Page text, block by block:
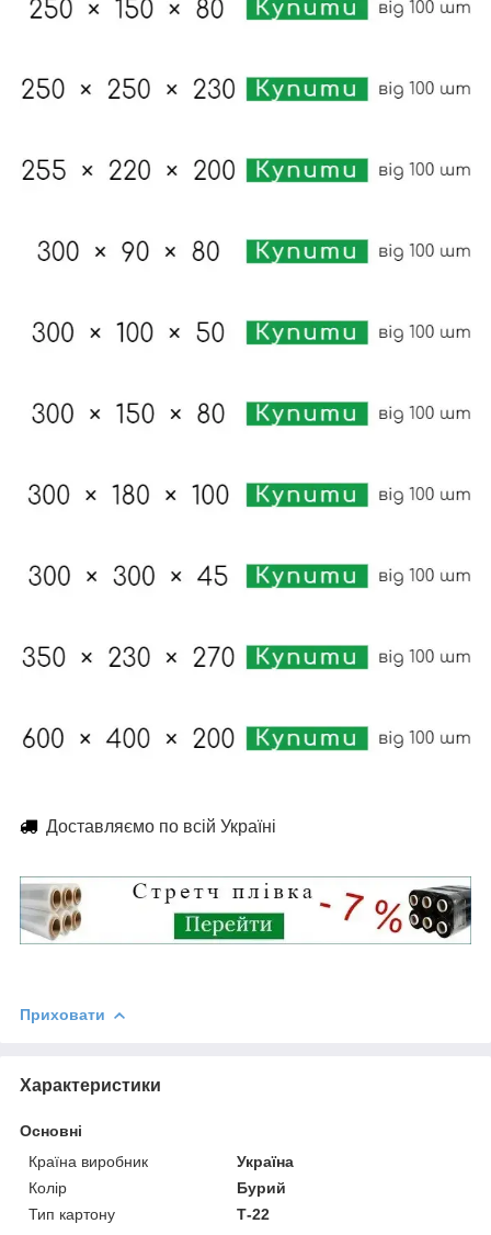
Доставляємо по всій Україні
Приховати
Характеристики
Основні
Країна виробник
Україна
Колір
Бурий
Тип картону
Т-22